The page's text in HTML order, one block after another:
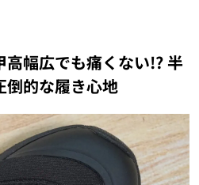
高幅広でも痛くない!? 半
倒的な履き心地